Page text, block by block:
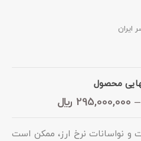
ایران
محصول
–
295,000,000 ﷼
و نواسانات نرخ ارز، ممکن است